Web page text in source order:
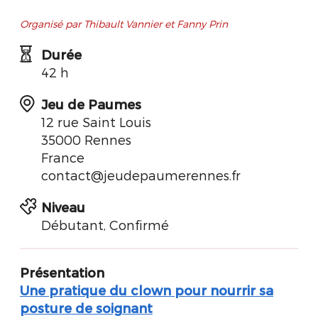
Organisé par Thibault Vannier et Fanny Prin
Durée
42 h
Jeu de Paumes
12 rue Saint Louis
35000 Rennes
France
contact@jeudepaumerennes.fr
Niveau
Débutant, Confirmé
Présentation
Une pratique du clown pour nourrir sa
posture de soignant